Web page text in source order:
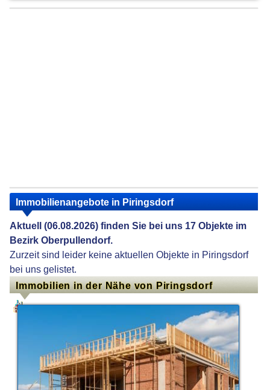
Immobilienangebote in Piringsdorf
Aktuell (06.08.2026) finden Sie bei uns 17 Objekte im
Bezirk Oberpullendorf.
Zurzeit sind leider keine aktuellen Objekte in Piringsdorf
bei uns gelistet.
Immobilien in der Nähe von Piringsdorf